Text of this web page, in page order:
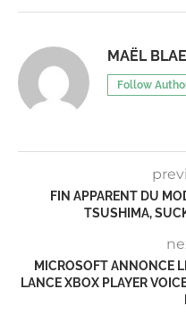
MAËL
Follow
FIN APPARENT DU
TSUSHIMA,
MICROSOFT ANNONCE
LANCE XBOX PLAYER